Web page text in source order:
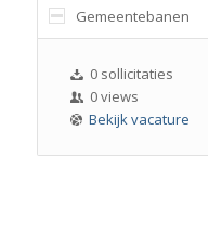
Gemeentebanen
0 sollicitaties
0 views
Bekijk vacature